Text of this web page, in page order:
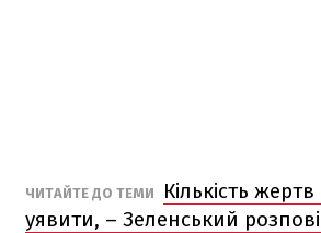
ЧИТАЙТЕ ДО ТЕМИ
Кількість
уявити, – Зеленський